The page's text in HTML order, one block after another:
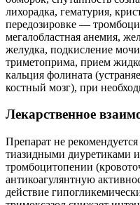
лихорадка, гематурия,
передозировке —
мегалобластная анемия,
желудка, подкисление
триметоприма, прием
кальция фолината
костный мозг), при
Лекарственное
Препарат не
тиазидными диуретиками
тромбоцитопении
антикоагулянтную
действие